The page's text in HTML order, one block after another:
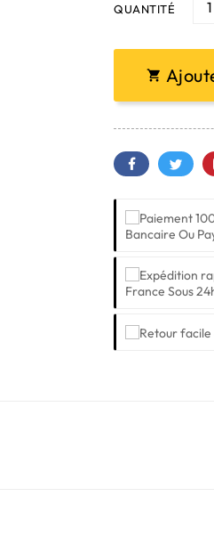
QUANTITÉ

Bancaire Ou
France Sous